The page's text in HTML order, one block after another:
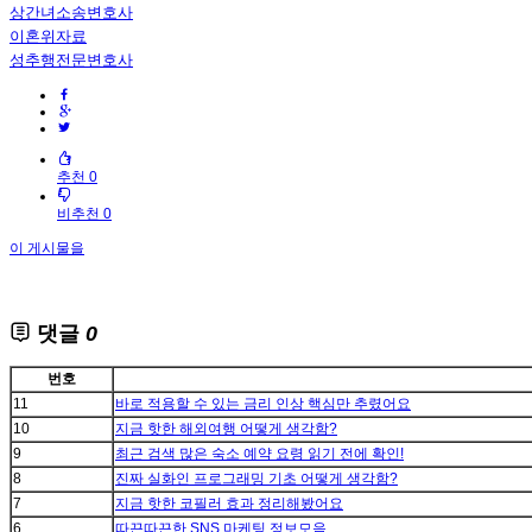
상간녀소송변호사
이혼위자료
성추행전문변호사
추천 0
비추천 0
이 게시물을
댓글 0
번호
11
바로 적용할 수 있는 금리 인상 핵심만 추렸어요
10
지금 핫한 해외여행 어떻게 생각함?
9
최근 검색 많은 숙소 예약 요령 읽기 전에 확인!
8
진짜 실화인 프로그래밍 기초 어떻게 생각함?
7
지금 핫한 코필러 효과 정리해봤어요
6
따끈따끈한 SNS 마케팅 정보모음